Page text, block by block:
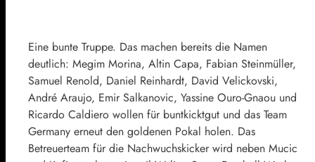
Eine bunte Truppe. Das machen bereits die Namen
deutlich: Megim Morina, Altin Capa, Fabian Steinmüller,
Samuel Renold, Daniel Reinhardt, David Velickovski,
André Araujo, Emir Salkanovic, Yassine Ouro-Gnaou und
Ricardo Caldiero wollen für buntkicktgut und das Team
Germany erneut den goldenen Pokal holen. Das
Betreuerteam für die Nachwuchskicker wird neben Mucic